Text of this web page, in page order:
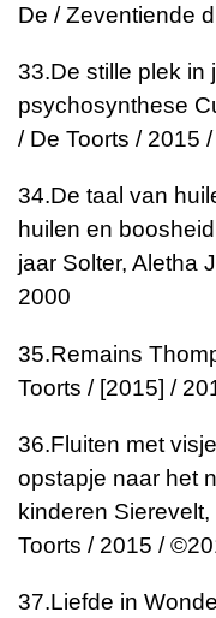
De / Zeventiende
33.De stille plek in
psychosynthese
/ De Toorts / 2015
34.De taal van
huilen en
jaar Solter, Aletha
2000
35.Remains
Toorts / [2015] /
36.Fluiten met
opstapje naar het
kinderen
Toorts / 2015 /
37.Liefde in